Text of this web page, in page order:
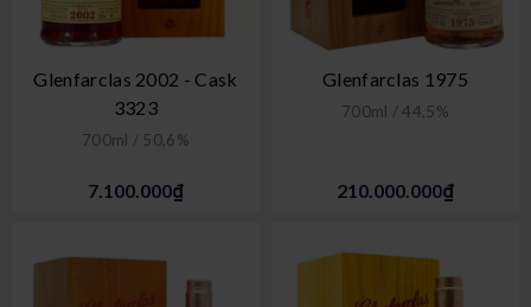
Glenfarclas 2002 - Cask
3323
700ml / 50,6%
7.100.000₫
Glenfarclas 1975
700ml / 44,5%
210.000.000₫